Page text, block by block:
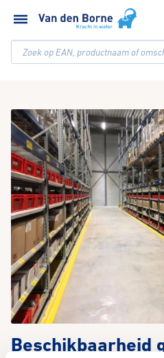
Zoek op EAN, productnaam of
Beschikbaarheid